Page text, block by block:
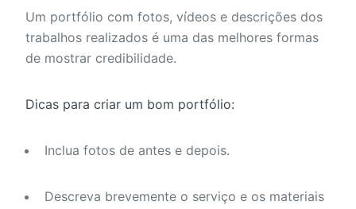
Um portfólio com fotos, vídeos e descrições dos
trabalhos realizados é uma das melhores formas
de mostrar credibilidade.
Dicas para criar um bom portfólio:
Inclua fotos de antes e depois.
Descreva brevemente o serviço e os materiais